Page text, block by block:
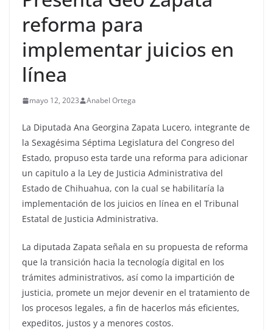
reforma para
implementar juicios en
línea
mayo 12, 2023 Anabel Ortega
La Diputada Ana Georgina Zapata Lucero, integrante de
la Sexagésima Séptima Legislatura del Congreso del
Estado, propuso esta tarde una reforma para adicionar
un capitulo a la Ley de Justicia Administrativa del
Estado de Chihuahua, con la cual se habilitaría la
implementación de los juicios en línea en el Tribunal
Estatal de Justicia Administrativa.
La diputada Zapata señala en su propuesta de reforma
que la transición hacia la tecnología digital en los
trámites administrativos, así como la impartición de
justicia, promete un mejor devenir en el tratamiento de
los procesos legales, a fin de hacerlos más eficientes,
expeditos, justos y a menores costos.